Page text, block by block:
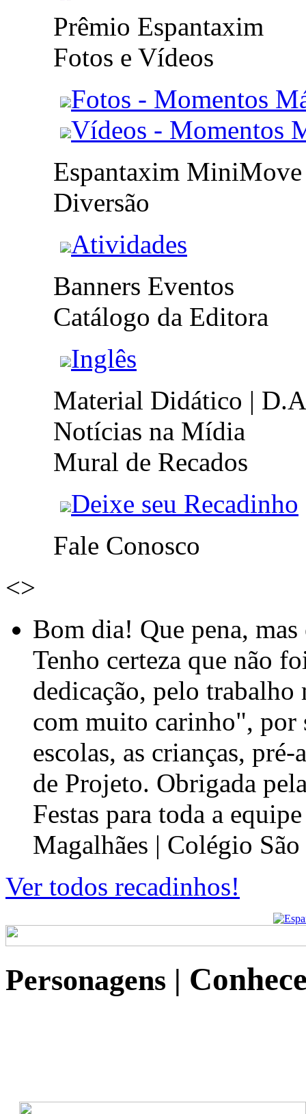
Prêmio Espantaxim
Fotos e Vídeos
Fotos - Momentos
Vídeos - Momentos
Espantaxim MiniMove
Diversão
Atividades
Banners Eventos
Catálogo da Editora
Inglês
Material Didático |
Notícias na Mídia
Mural de Recados
Deixe seu Recadinho
Fale Conosco
<>
Bom dia! Que pena,
Tenho certeza que não
dedicação, pelo
com muito carinho", por
escolas, as crianças, pré-
de Projeto. Obrigada
Festas para toda a
Magalhães | Colégio
Ver todos recadinhos!
Personagens |